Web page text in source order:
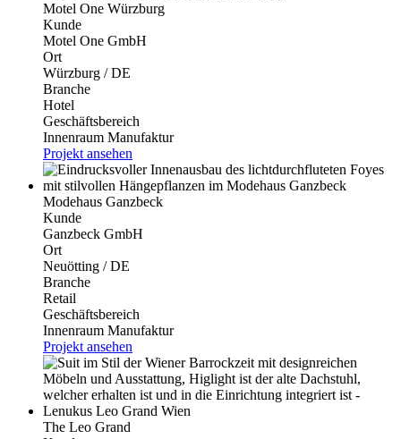
Motel One Würzburg
Kunde
Motel One GmbH
Ort
Würzburg / DE
Branche
Hotel
Geschäftsbereich
Innenraum Manufaktur
Projekt ansehen
Modehaus Ganzbeck
Kunde
Ganzbeck GmbH
Ort
Neuötting / DE
Branche
Retail
Geschäftsbereich
Innenraum Manufaktur
Projekt ansehen
The Leo Grand